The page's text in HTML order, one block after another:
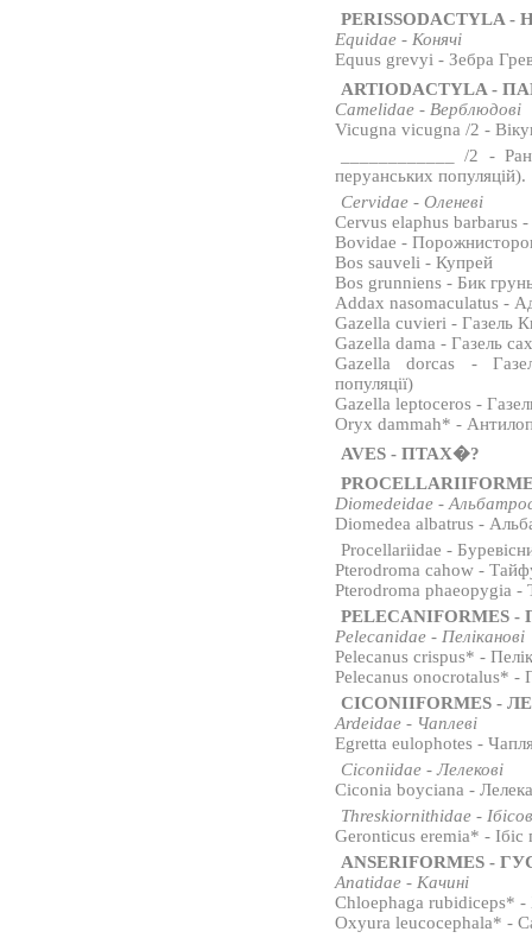
PERISSODACTYLA
Equidae - Конячі
Equus grevyi - Зебра
ARTIODACTYLA -
Camelidae - Верблюдові
Vicugna vicugna /2 -
____________ /2 -
перуанських популяцій).
Cervidae - Оленеві
Cervus elaphus barbarus
Bovidae -
Bos sauveli - Купрей
Bos grunniens - Бик
Addax nasomaculatus -
Gazella cuvieri - Газель
Gazella dama - Газель
Gazella dorcas -
популяції)
Gazella leptoceros -
Oryx dammah* -
AVES - ПТАХ�?
Diomedeidae -
Diomedea albatrus -
Procellariidae -
Pterodroma cahow -
Pterodroma phaeopygia -
PELECANIFORMES
Pelecanidae - Пеліканові
Pelecanus crispus* -
Pelecanus onocrotalus* -
CICONIIFORMES -
Ardeidae - Чаплеві
Egretta eulophotes -
Ciconiidae - Лелекові
Ciconia boyciana -
Threskiornithidae -
Geronticus eremia* - Ібіс
ANSERIFORMES -
Anatidae - Качині
Chloephaga rubidiceps* -
Oxyura leucocephala* -